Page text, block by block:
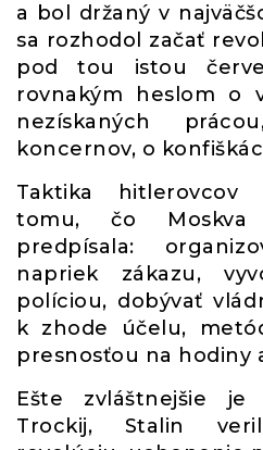
a bol držaný v
sa rozhodol začať
pod tou istou
rovnakým heslom o
nezískaných
koncernov, o
Taktika hitlerovcov
tomu, čo Moskva
predpísala:
napriek zákazu,
políciou, dobývať
k zhode účelu,
presnosťou na hodiny
Ešte zvláštnejšie
Trockij, Stalin